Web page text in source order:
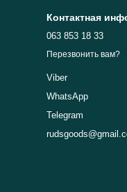
Контактная
063 853 18 33
Перезвонить вам?
Viber
WhatsApp
Telegram